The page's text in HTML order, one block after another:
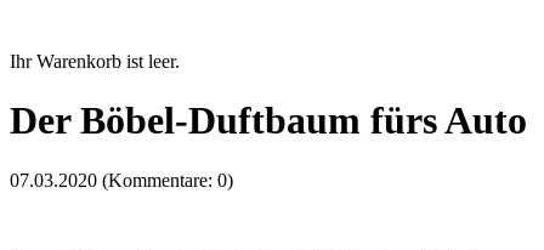
Ihr Warenkorb ist leer.
Der Böbel-Duftbaum fürs Auto
07.03.2020 (Kommentare: 0)